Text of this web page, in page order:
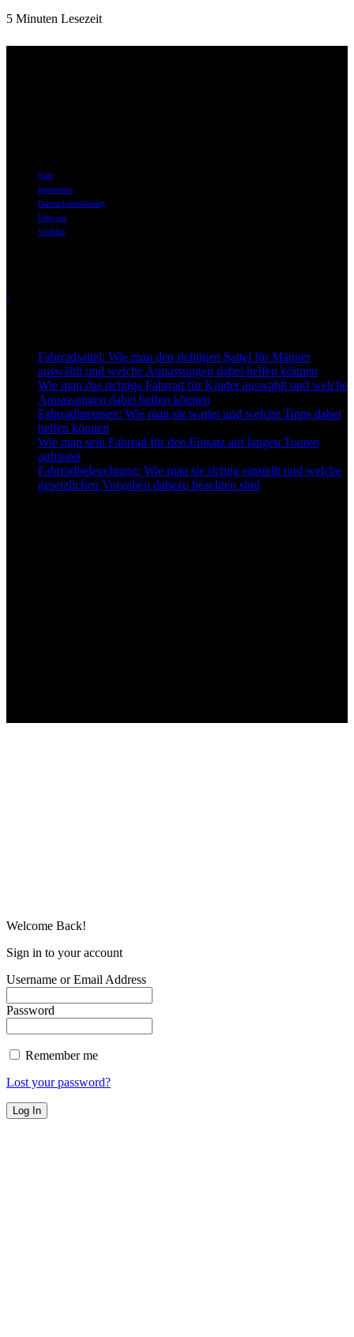
5 Minuten Lesezeit
Start
Impressum
Datenschutzerklärung
Über uns
SiteMap
Fahrradsattel: Wie man den richtigen Sattel für Männer
auswählt und welche Anpassungen dabei helfen können
Wie man das richtige Fahrrad für Kinder auswählt und welche
Anpassungen dabei helfen können
Fahrradbremsen: Wie man sie wartet und welche Tipps dabei
helfen können
Wie man sein Fahrrad für den Einsatz auf langen Touren
aufrüstet
Fahrradbeleuchtung: Wie man sie richtig einstellt und welche
gesetzlichen Vorgaben dabezu beachten sind
Welcome Back!
Sign in to your account
Username or Email Address
Password
Remember me
Lost your password?